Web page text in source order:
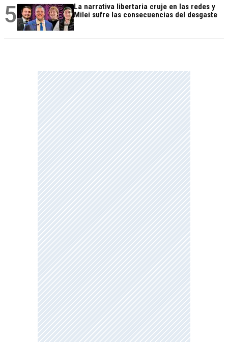
5
La narrativa libertaria cruje en las redes y
Milei sufre las consecuencias del desgaste